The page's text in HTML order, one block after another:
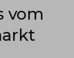
vom